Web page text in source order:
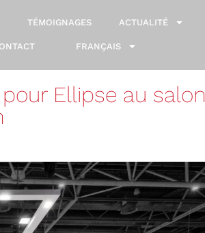
TÉMOIGNAGES ACTUALITÉ
FRANÇAIS
Ellipse au salon